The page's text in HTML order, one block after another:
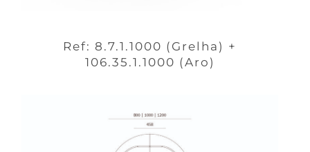
Ref: 8.7.1.1000 (Grelha) +
106.35.1.1000 (Aro)